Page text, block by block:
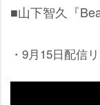
■山下智久『
・9月15日配信